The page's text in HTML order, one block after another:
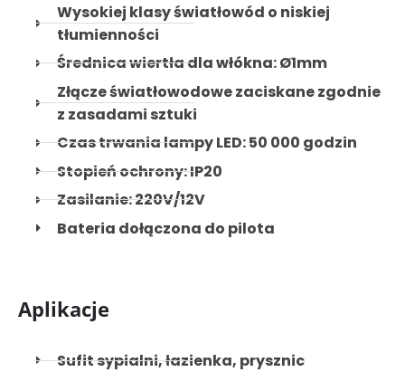
Wysokiej klasy światłowód o niskiej
tłumienności
Średnica wiertła dla włókna: Ø1mm
Złącze światłowodowe zaciskane zgodnie
z zasadami sztuki
Czas trwania lampy LED: 50 000 godzin
Stopień ochrony: IP20
Zasilanie: 220V/12V
Bateria dołączona do pilota
Aplikacje
Sufit sypialni, łazienka, prysznic